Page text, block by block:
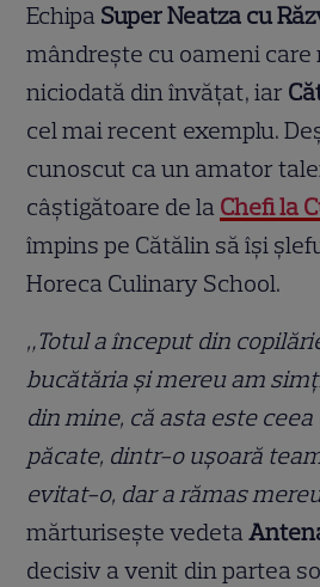
Echipa Super Neatza cu
mândrește cu oameni care
niciodată din învățat, iar
cel mai recent exemplu.
cunoscut ca un amator
câștigătoare de la Chefi la
împins pe Cătălin să își
Horeca Culinary School.
„Totul a început din
bucătăria și mereu am
din mine, că asta este
păcate, dintr-o ușoară
evitat-o, dar a rămas
mărturisește vedeta
decisiv a venit din partea